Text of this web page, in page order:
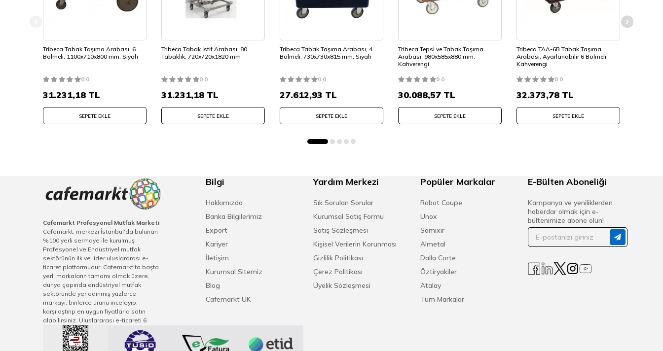
Tribeca Tabak Taşıma Arabası, 6
Bölmeli, 1100x710x800 mm, Siyah
0.0
31.231,18 TL
SEPETE EKLE
Tribeca Tabak İstif Arabası, 80
Tabaklık, 720x720x1820 mm
0.0
31.231,18 TL
SEPETE EKLE
Tribeca Tabak Taşıma Arabası, 4
Bölmeli, 730x730x815 mm, Siyah
0.0
27.612,93 TL
SEPETE EKLE
Tribeca Tepsi ve Tabak Taşıma
Arabası, 980x585x880 mm,
Kahverengi
0.0
30.088,57 TL
SEPETE EKLE
Tribeca TAA-6B Tabak Taşıma
Arabası, Ayarlanabilir 6 Bölmeli,
Kahverengi
0.0
32.373,78 TL
SEPETE EKLE
Cafemarkt Profesyonel Mutfak Marketi
Cafemarkt, merkezi İstanbul'da bulunan
%100 yerli sermaye ile kurulmuş
Profesyonel ve Endüstriyel mutfak
sektörünün ilk ve lider uluslararası e-
ticaret platformudur. Cafemarkt'ta başta
yerli markaların tamamı olmak üzere,
dünya çapında endüstriyel mutfak
sektöründe yer edinmiş yüzlerce
markayı, binlerce ürünü inceleyip,
karşılaştırıp en uygun fiyatlarla satın
alabilirsiniz. Uluslararası e-ticareti 6
kıtaya ulaşan Cafemarkt, sektörel sivil
toplum derneklerindeki görevleriyle
sektör gelişimi vizyonu, teknolojiyi ve
Bilgi
Hakkımızda
Banka Bilgilerimiz
Export
Kariyer
İletişim
Kurumsal Sitemiz
Blog
Cafemarkt UK
Yardım Merkezi
Sık Sorulan Sorular
Kurumsal Satış Formu
Satış Sözleşmesi
Kişisel Verilerin Korunması
Gizlilik Politikası
Çerez Politikası
Üyelik Sözleşmesi
Popüler Markalar
Robot Coupe
Unox
Samixir
Almetal
Dalla Corte
Öztiryakiler
Atalay
Tüm Markalar
E-Bülten Aboneliği
Kampanya ve yeniliklerden
haberdar olmak için e-
bültenimize abone olun!